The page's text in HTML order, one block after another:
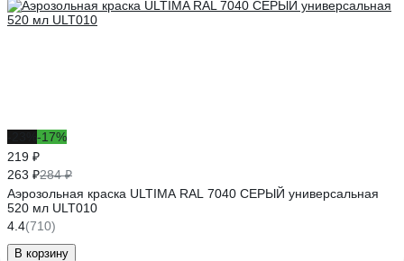
-17%
219 ₽
263 ₽284 ₽
Аэрозольная краска ULTIMA RAL 7040 СЕРЫЙ универсальная
520 мл ULT010
4.4(710)
В корзину